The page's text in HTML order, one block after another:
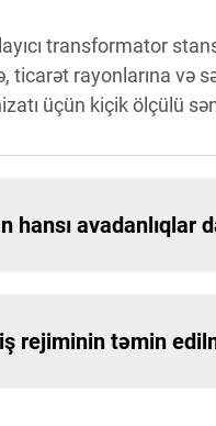
transformator
ticarət rayonlarına və
üçün kiçik ölçülü
hansı avadanlıqlar
rejiminin təmin